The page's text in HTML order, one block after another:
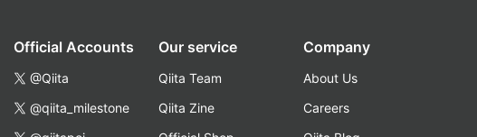
Official Accounts
@Qiita
@qiita_milestone
Our service
Qiita Team
Qiita Zine
Company
About Us
Careers